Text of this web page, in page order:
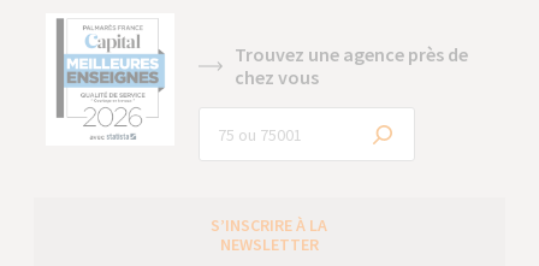
Trouvez une agence près de
chez vous
S’INSCRIRE À LA
NEWSLETTER